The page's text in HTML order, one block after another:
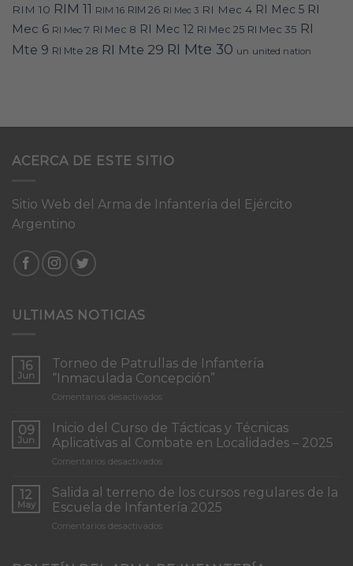
RIM 10 RIM 11 RIM 16 RIM 26 RI Mec 3 RI Mec 4 RI Mec 5 RI
Mec 6 RI Mec 7 RI Mec 8 RI Mec 12 RI Mec 25 RI Mec 35 RI
Mte 9 RI Mte 28 RI Mte 29 RI Mte 30 un united nation
ACERCA DE ESTE SITIO
Sitio Web del Arma de Infantería del Ejército
Argentino
ULTIMAS NOTICIAS
16
Jun
Torneo de Patrullas de Infantería
“Inmaculada Concepción”
Comentarios desactivadosen
de
Patrullas
de
Infantería
Concepción”
09
Jun
Inicio del Curso de Tácticas y Técnicas
Aplicativas al Combate en Localidades – 2025
Comentarios desactivadosen
del
Curso
de
Tácticas
12
May
Salida al terreno de los cursos regulares de la
Escuela de Infantería 2025
Comentarios desactivadosen